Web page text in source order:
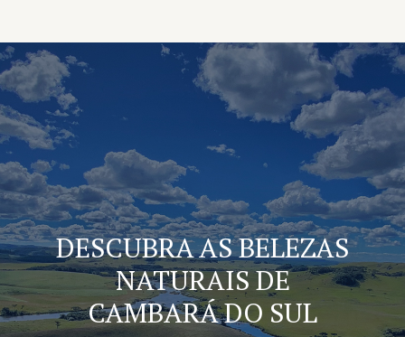
DESCUBRA AS BELEZAS
NATURAIS DE
CAMBARÁ DO SUL